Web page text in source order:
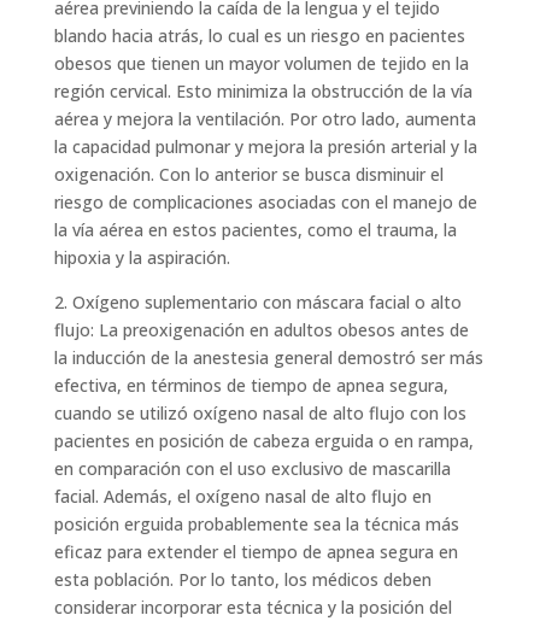
aérea previniendo la caída de la lengua y el tejido
blando hacia atrás, lo cual es un riesgo en pacientes
obesos que tienen un mayor volumen de tejido en la
región cervical. Esto minimiza la obstrucción de la vía
aérea y mejora la ventilación. Por otro lado, aumenta
la capacidad pulmonar y mejora la presión arterial y la
oxigenación. Con lo anterior se busca disminuir el
riesgo de complicaciones asociadas con el manejo de
la vía aérea en estos pacientes, como el trauma, la
hipoxia y la aspiración.
2. Oxígeno suplementario con máscara facial o alto
flujo: La preoxigenación en adultos obesos antes de
la inducción de la anestesia general demostró ser más
efectiva, en términos de tiempo de apnea segura,
cuando se utilizó oxígeno nasal de alto flujo con los
pacientes en posición de cabeza erguida o en rampa,
en comparación con el uso exclusivo de mascarilla
facial. Además, el oxígeno nasal de alto flujo en
posición erguida probablemente sea la técnica más
eficaz para extender el tiempo de apnea segura en
esta población. Por lo tanto, los médicos deben
considerar incorporar esta técnica y la posición del